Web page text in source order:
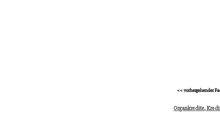
<< vorhergehender
Organkredite,